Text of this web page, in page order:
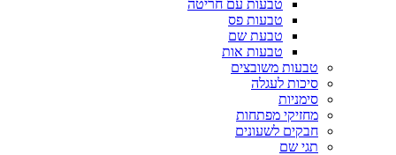
טבעות עם חריטה
טבעות פס
טבעת שם
טבעות אות
טבעות משובצים
סיכות לעגלה
סימניות
מחזיקי מפתחות
חבקים לשעונים
תגי שם